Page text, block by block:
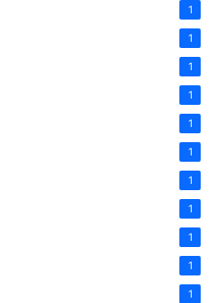
1
1
1
1
1
1
1
1
1
1
1